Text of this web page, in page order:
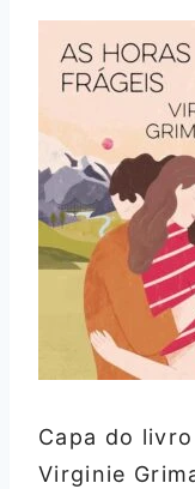
Capa do
Virginie